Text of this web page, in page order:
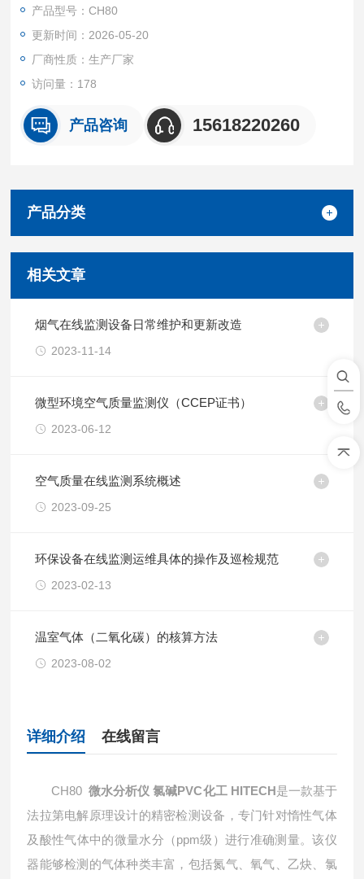
安全可靠：针对危险环境提供本安防爆设计，传感器材质可选不
锈钢或聚四氟乙烯，耐腐耐用。
池满足现场巡检需求。
产品型号：CH80
更新时间：2026-05-20
厂商性质：生产厂家
访问量：178
产品咨询 15618220260
产品分类
相关文章
烟气在线监测设备日常维护和更新改造
2023-11-14
微型环境空气质量监测仪（CCEP证书）
2023-06-12
空气质量在线监测系统概述
2023-09-25
环保设备在线监测运维具体的操作及巡检规范
2023-02-13
温室气体（二氧化碳）的核算方法
2023-08-02
详细介绍 在线留言
CH80微水分析仪 氯碱PVC化工 HITECH是一款基于
法拉第电解原理设计的精密检测设备，专门针对惰性气体
及酸性气体中的微量水分（ppm级）进行准确测量。该仪
器能够检测的气体种类丰富，包括氮气、氧气、乙炔、氯